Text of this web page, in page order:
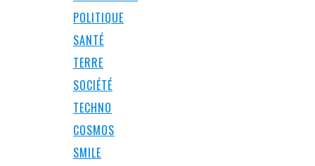
POLITIQUE
SANTÉ
TERRE
SOCIÉTÉ
TECHNO
COSMOS
SMILE